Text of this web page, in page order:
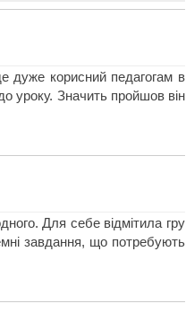
дуже корисний педагогам в
уроку. Значить пройшов він
Для себе відмітила гру
завдання, що потребують